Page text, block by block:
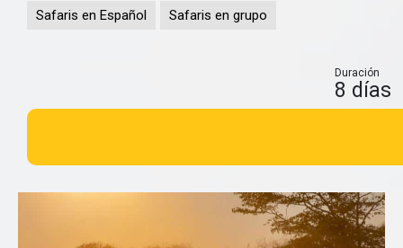
Safaris en Español
Safaris en grupo
Duración
8 días